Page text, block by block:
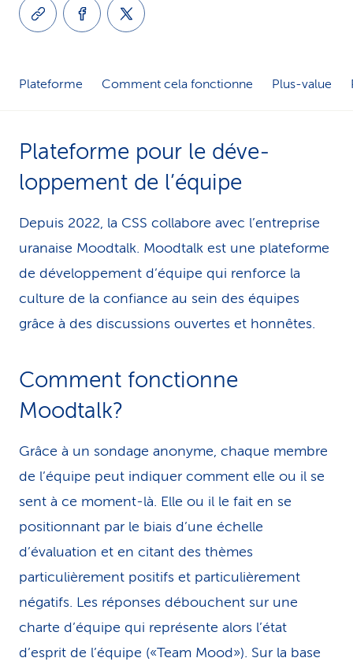
Plateforme Comment cela fonctionne Plus-value
Plateforme pour le déve­
loppement de l’équipe
Depuis 2022, la CSS collabore avec l’entreprise
uranaise Moodtalk. Moodtalk est une plateforme
de développement d’équipe qui renforce la
culture de la confiance au sein des équipes
grâce à des discussions ouvertes et honnêtes.
Comment fonctionne
Moodtalk?
Grâce à un sondage anonyme, chaque membre
de l’équipe peut indiquer comment elle ou il se
sent à ce moment-là. Elle ou il le fait en se
positionnant par le biais d’une échelle
d’évaluation et en citant des thèmes
particulièrement positifs et particulièrement
négatifs. Les réponses débouchent sur une
charte d’équipe qui représente alors l’état
d’esprit de l’équipe («Team Mood»). Sur la base